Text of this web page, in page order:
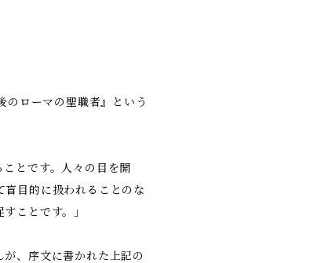
のローマの聖職者』という
ことです。人々の目を開
目的に扱われることのな
ことです。」
、序文に書かれた上記の